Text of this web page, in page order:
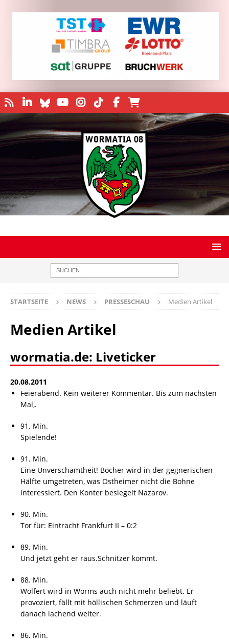
STARTSEITE NEWS PRESSESCHAU Medien Artikel
Medien Artikel
wormatia.de: Liveticker
20.08.2011
Feierabend. Kein weiterer Kommentar. Bis zum nächsten
Mal,.
91. Min.
Spielende!
91. Min.
Eine Unverschämtheit! Böcher wird in der gegnerischen
Hälfte umgetreten, was Ostheimer nicht die Bohne
interessiert. Den Konter besiegelt Nazarov.
90. Min.
Tor für: Eintracht Frankfurt II – 0:2
89. Min.
Und jetzt geht er raus.Schnitzer kommt.
88. Min.
Wolfert wird in Worms auch nicht mehr beliebt. Er
provoziert, fällt mit höllischen Schmerzen und läuft
danach lachend weiter.
86. Min.